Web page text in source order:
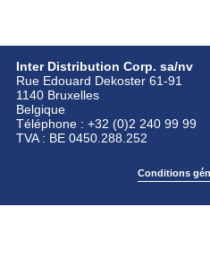
Inter Distribution Corp. sa/nv
Rue Edouard Dekoster 61-91
1140 Bruxelles
Belgique
Téléphone : +32 (0)2 240 99 99
TVA : BE 0450.288.252
Conditions